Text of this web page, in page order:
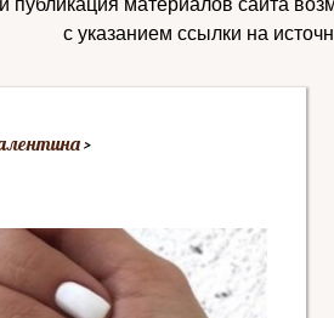
публикация материалов сайта
с указанием ссылки на